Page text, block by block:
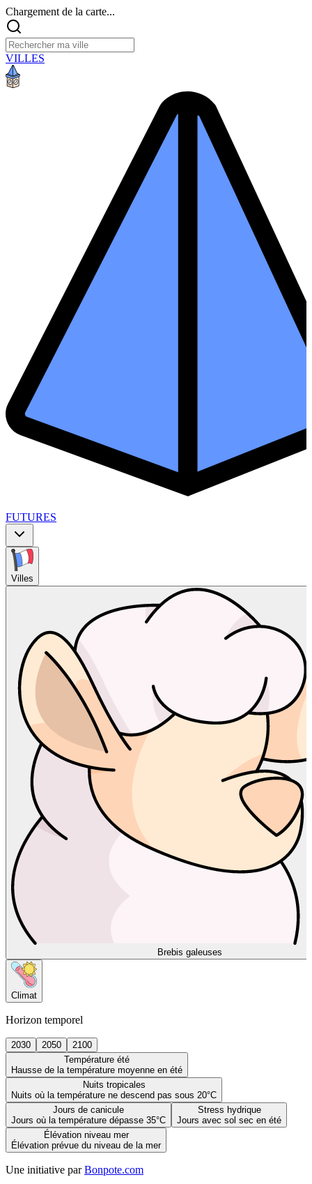
Chargement de la carte...
VILLES
FUTURES
Villes
Brebis galeuses
Climat
Horizon temporel
2030 2050
2100
Température été
Hausse de la température moyenne en été
Nuits tropicales
Nuits où la température ne descend pas sous 20°C
Jours de canicule
Jours où la température dépasse 35°C
Stress hydrique
Jours avec sol sec en été
Élévation niveau mer
Élévation prévue du niveau de la mer
Une initiative par Bonpote.com